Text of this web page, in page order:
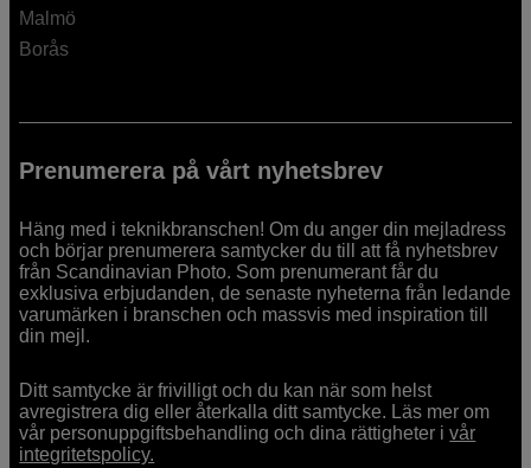
Malmö
Borås
Prenumerera på vårt nyhetsbrev
Häng med i teknikbranschen! Om du anger din mejladress
och börjar prenumerera samtycker du till att få nyhetsbrev
från Scandinavian Photo. Som prenumerant får du
exklusiva erbjudanden, de senaste nyheterna från ledande
varumärken i branschen och massvis med inspiration till
din mejl.
Ditt samtycke är frivilligt och du kan när som helst
avregistrera dig eller återkalla ditt samtycke. Läs mer om
vår personuppgiftsbehandling och dina rättigheter ivår
integritetspolicy.